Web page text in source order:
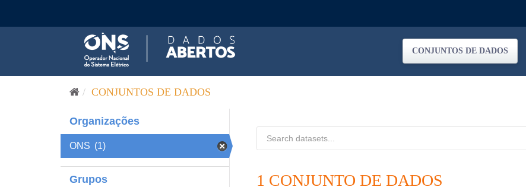
CONJUNTOS DE DADOS
CONJUNTOS DE DADOS
Organizações
ONS (1)
Grupos
1 CONJUNTO DE DADOS